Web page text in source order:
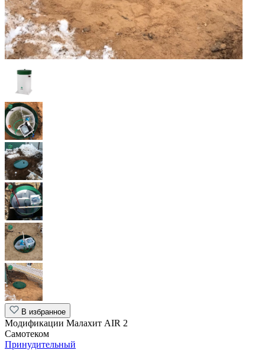
В избранное
Модификации Малахит AIR 2
Самотеком
Принудительный